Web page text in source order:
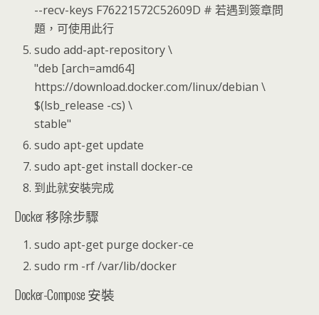
--recv-keys F76221572C52609D # 若遇到簽章問
題，可使用此行
sudo add-apt-repository \
"deb [arch=amd64]
https://download.docker.com/linux/debian \
$(lsb_release -cs) \
stable"
sudo apt-get update
sudo apt-get install docker-ce
到此就安裝完成
Docker 移除步驟
sudo apt-get purge docker-ce
sudo rm -rf /var/lib/docker
Docker-Compose 安裝